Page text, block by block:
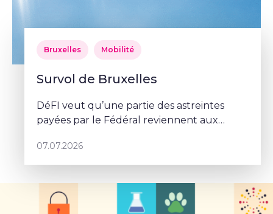
Bruxelles Mobilité
Survol de Bruxelles
DéFI veut qu’une partie des astreintes
payées par le Fédéral reviennent aux
07.07.2026